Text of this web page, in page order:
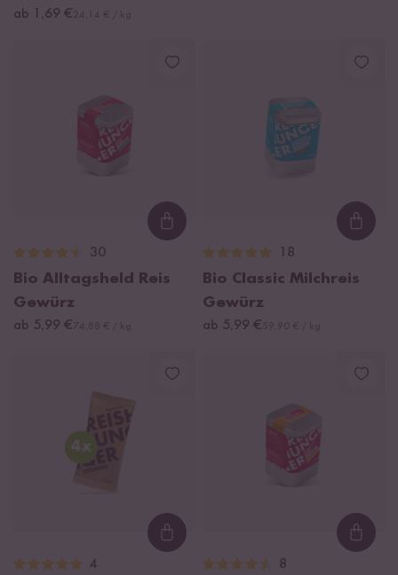
ab 1,69 €
Loading...
30
Bio Alltagsheld Reis
Gewürz
ab 5,99 €
18
Bio Classic Milchreis
Gewürz
ab 5,99 €
Loading...
4 8